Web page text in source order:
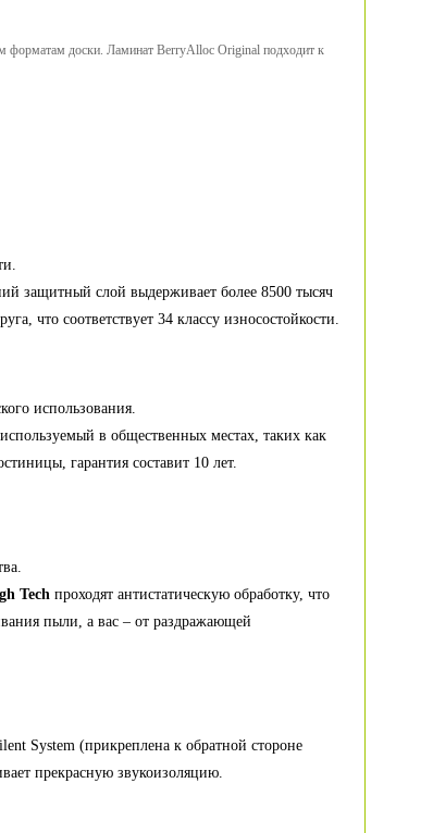
форматам доски. Ламинат BerryAlloc Original подходит к
защитный слой выдерживает более 8500 тысяч
что соответствует 34 классу износостойкости.
использования.
в общественных местах, таких как
гарантия составит 10 лет.
Tech проходят антистатическую обработку, что
пыли, а вас – от раздражающей
System (прикреплена к обратной стороне
прекрасную звукоизоляцию.